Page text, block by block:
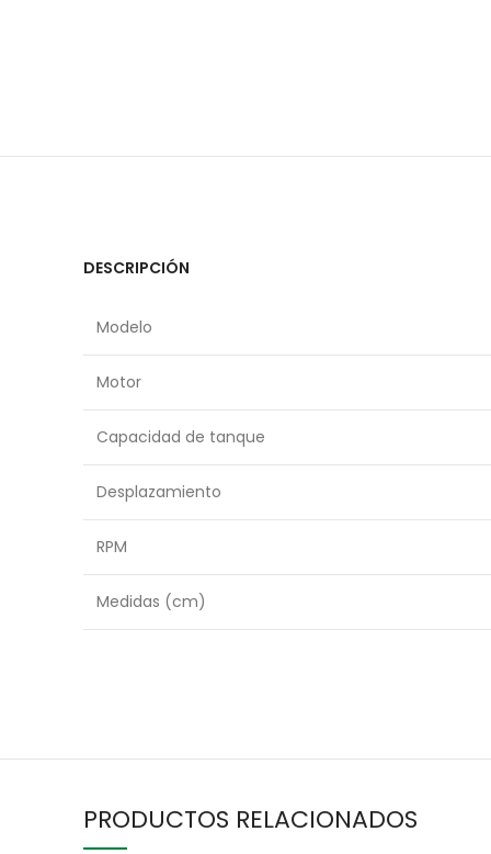
DESCRIPCIÓN
Modelo
Motor
Capacidad de tanque
Desplazamiento
RPM
Medidas (cm)
PRODUCTOS RELACIONADOS